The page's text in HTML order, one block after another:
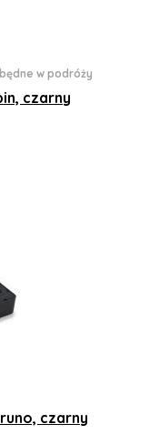
w podróży
czarny
czarny